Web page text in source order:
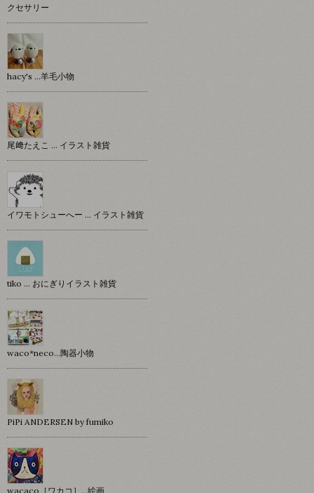
クセサリー
hacy's …羊毛小物
尾﨑たえこ … イラスト雑貨
イワモトシューへー … イラスト雑貨
tiko … おにぎりイラスト雑貨
waco*neco...陶器小物
PiPi ANDERSEN by fumiko
wacaco［ワカコ］…絵画